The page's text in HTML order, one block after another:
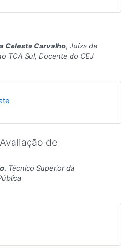
Celeste Carvalho, Juíza de
TCA Sul, Docente do CEJ
de
, Técnico Superior da